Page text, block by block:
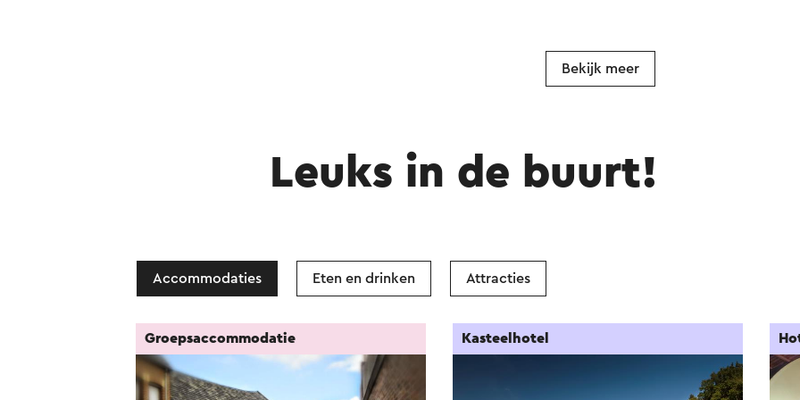
Bekijk meer
Leuks in de buurt!
Accommodaties Eten en drinken Attracties
Groepsaccommodatie Kasteelhotel